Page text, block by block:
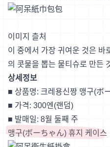
이미지 츨처
이 중에서 가장 귀여운 것은 바
의 콧물을 뽑는 물티슈로 만든
상세정보
■ 상품명: 크레용신짱 맹구(ボ
■ 가격: 300엔(랜덤)
■ 발매일: 8월 둘째 주
맹구(ボーちゃん) 휴지 케이스